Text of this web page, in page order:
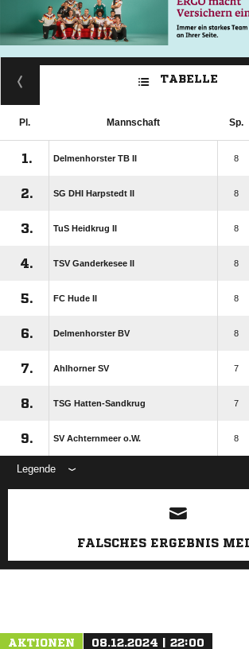
TABELLE
Pl. Mannschaft Sp.
1. Delmenhorster TB II 8
2. SG DHI Harpstedt II 8
3. TuS Heidkrug II 8
4. TSV Ganderkesee II 8
5. FC Hude II 8
6. Delmenhorster BV 8
7. Ahlhorner SV 7
8. TSG Hatten-Sandkrug 7
9. SV Achternmeer o.W. 8
Legende
ANZEIGE
FALSCHES ERGEBNIS
AKTIONEN 08.12.2024 | 22:00